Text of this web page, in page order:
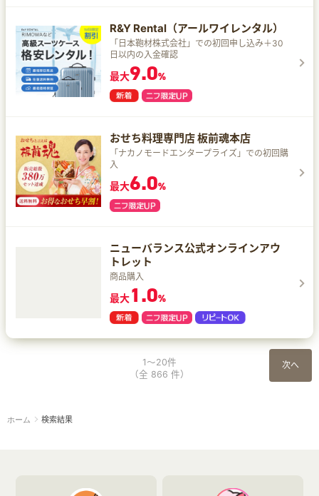
R&Y Rental（アールワイレンタル）
「日本鞄材株式会社」での初回申し込み＋30
日以内の入金確認
最大9.0%
おせち料理専門店 板前魂本店
「ナカノモードエンタープライズ」での初回購
入
最大6.0%
ニューバランス公式オンラインアウ
トレット
商品購入
最大1.0%
次へ
1～20件
（全 866 件）
ホーム 検索結果